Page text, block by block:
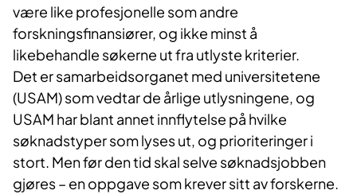
være like profesjonelle som andre
forskningsfinansiører, og ikke minst å
likebehandle søkerne ut fra utlyste kriterier.
Det er samarbeidsorganet med universitetene
(USAM) som vedtar de årlige utlysningene, og
USAM har blant annet innflytelse på hvilke
søknadstyper som lyses ut, og prioriteringer i
stort. Men før den tid skal selve søknadsjobben
gjøres – en oppgave som krever sitt av forskerne.